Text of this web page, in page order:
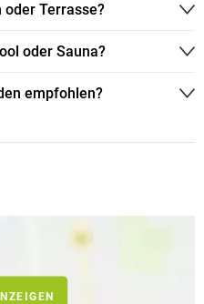
oder Terrasse?
oder Sauna?
empfohlen?